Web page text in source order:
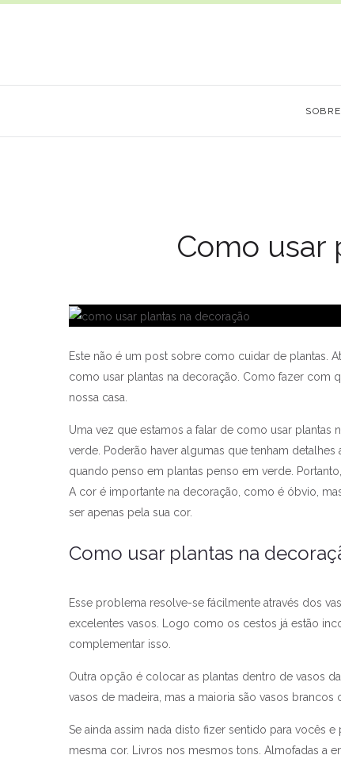
Como usar
Este não é um post sobre como cuidar de plantas.
como usar plantas na decoração. Como fazer com
nossa casa.
Uma vez que estamos a falar de como usar
verde. Poderão haver algumas que tenham
quando penso em plantas penso em verde.
A cor é importante na decoração, como é óbvio,
ser apenas pela sua cor.
Como usar plantas na
Esse problema resolve-se fácilmente através dos
excelentes vasos. Logo como os cestos já estão
complementar isso.
Outra opção é colocar as plantas dentro de vasos
vasos de madeira, mas a maioria são vasos brancos
Se ainda assim nada disto fizer sentido para vocês
mesma cor. Livros nos mesmos tons. Almofadas a